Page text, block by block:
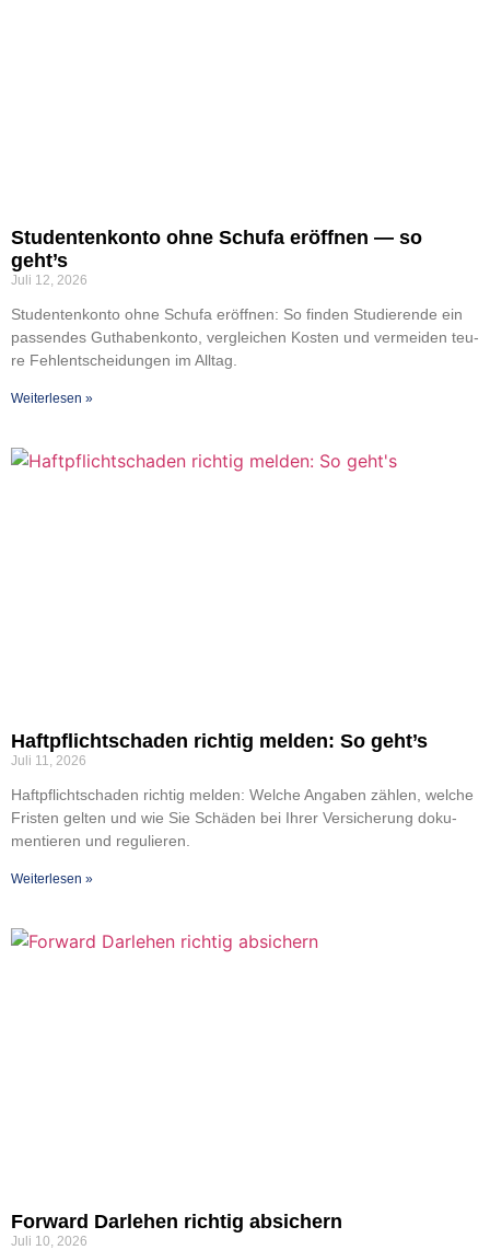
Stu­den­ten­kon­to ohne Schufa eröff­nen — so
geht’s
Juli 12, 2026
Stu­den­ten­kon­to ohne Schufa eröff­nen: So fin­den Stu­die­ren­de ein
pas­sen­des Gut­ha­ben­kon­to, ver­glei­chen Kos­ten und ver­mei­den teu­
re Fehl­ent­schei­dun­gen im All­tag.
Wei­ter­le­sen »
Haft­pflicht­scha­den rich­tig mel­den: So geht’s
Juli 11, 2026
Haft­pflicht­scha­den rich­tig mel­den: Wel­che Anga­ben zäh­len, wel­che
Fris­ten gel­ten und wie Sie Schä­den bei Ihrer Ver­si­che­rung doku­
men­tie­ren und regu­lie­ren.
Wei­ter­le­sen »
For­ward Dar­le­hen rich­tig absi­chern
Juli 10, 2026